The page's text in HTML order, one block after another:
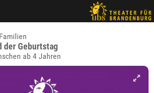
der Geburtstag
ab 4 Jahren